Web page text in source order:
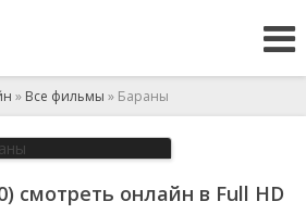
» Все фильмы » Бараны
смотреть онлайн в Full HD